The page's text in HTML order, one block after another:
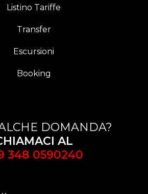
Listino Tariffe
Transfer
Escursioni
Booking
DOMANDA?
AL
348 0590240